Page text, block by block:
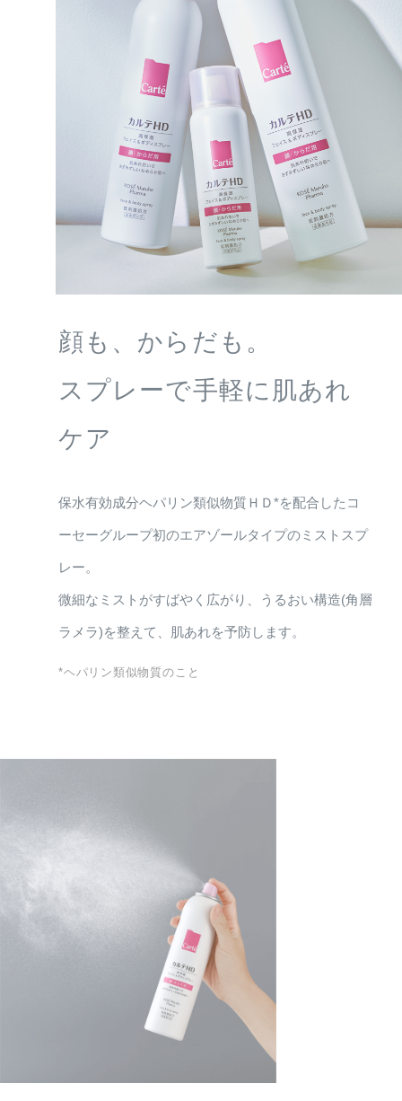
顔も、からだも。
スプレーで手軽に肌あれ
ケア
保水有効成分ヘパリン類似物質ＨＤ*を配合したコ
ーセーグループ初のエアゾールタイプのミストスプ
レー。
微細なミストがすばやく広がり、うるおい構造(角層
ラメラ)を整えて、肌あれを予防します。
*ヘパリン類似物質のこと